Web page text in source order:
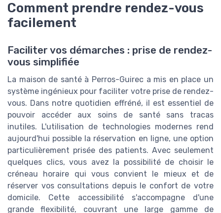
Comment prendre rendez-vous
facilement
Faciliter vos démarches : prise de rendez-
vous simplifiée
La maison de santé à Perros-Guirec a mis en place un
système ingénieux pour faciliter votre prise de rendez-
vous. Dans notre quotidien effréné, il est essentiel de
pouvoir accéder aux soins de santé sans tracas
inutiles. L'utilisation de technologies modernes rend
aujourd'hui possible la réservation en ligne, une option
particulièrement prisée des patients. Avec seulement
quelques clics, vous avez la possibilité de choisir le
créneau horaire qui vous convient le mieux et de
réserver vos consultations depuis le confort de votre
domicile. Cette accessibilité s'accompagne d'une
grande flexibilité, couvrant une large gamme de